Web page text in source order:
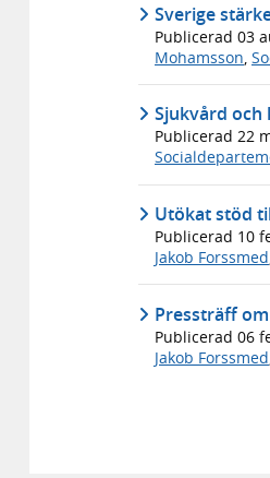
Sverige
Publicerad 03
Mohamsson
Sjukvård
Publicerad 22
Utökat stöd
Publicerad 10
Jakob Forssmed
Pressträff
Publicerad 06
Jakob Forssmed